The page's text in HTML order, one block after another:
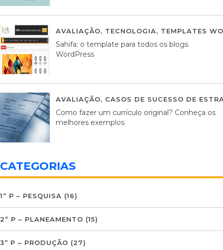
AVALIAÇÃO, TECNOLOGIA, TEMPLATES
Sahifa: o template para todos os blogs
WordPress
AVALIAÇÃO, CASOS DE SUCESSO DE
Como fazer um currículo original? Conheça os
melhores exemplos
CATEGORIAS
1º P – PESQUISA (16)
2º P – PLANEAMENTO (15)
3º P – PRODUÇÃO (27)